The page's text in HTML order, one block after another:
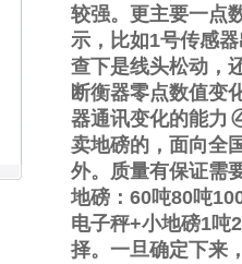
较强。更主要一点
示，比如1号传感
查下是线头松动，
断衡器零点数值变
器通讯变化的能力
卖地磅的，面向全
外。质量有保证需
地磅： 60吨80吨
电子秤+小地磅1吨2
择。一旦确定下来